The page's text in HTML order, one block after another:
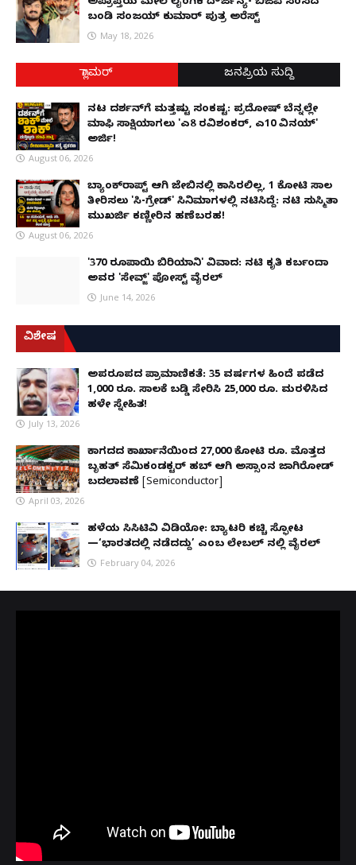
ಬಂಡಿ ಸಂಜಯ್ ಕುಮಾರ್ ಪುತ್ರ ಅರೆಸ್ಟ್
May 18, 2026
ಗ್ಲಾಮರ್ ಜನಪ್ರಿಯ ಸುದ್ದಿ
ನಟ ದರ್ಶನ್‌ಗೆ ಮತ್ತಷ್ಟು ಸಂಕಷ್ಟ: ಪ್ರದೋಷ್ ಬೆನ್ನಲ್ಲೇ
ಮಾಫಿ ಸಾಕ್ಷಿಯಾಗಲು 'ಎ8 ರವಿಶಂಕರ್, ಎ10 ವಿನಯ್'
ಅರ್ಜಿ!
August 06, 2026
ಬ್ಯಾಂಕ್‌ರಾಪ್ಟ್‌ ಆಗಿ ಜೇಬಿನಲ್ಲಿ ಕಾಸಿರಲಿಲ್ಲ, ₹1 ಕೋಟಿ ಸಾಲ
ತೀರಿಸಲು 'ಸಿ-ಗ್ರೇಡ್' ಸಿನಿಮಾಗಳಲ್ಲಿ ನಟಿಸಿದ್ದೆ: ನಟಿ ಸುಸ್ಮಿತಾ
ಮುಖರ್ಜಿ ಕಣ್ಣೀರಿನ ಹಣೆಬರಹ!
August 06, 2026
'370 ರೂಪಾಯಿ ಬಿರಿಯಾನಿ' ವಿವಾದ: ನಟಿ ಕೃತಿ ಕರ್ಬಂದಾ
ಅವರ 'ಸೇವ್ಜ್' ಪೋಸ್ಟ್ ವೈರಲ್
June 14, 2026
ವಿಶೇಷ
ಅಪರೂಪದ ಪ್ರಾಮಾಣಿಕತೆ: 35 ವರ್ಷಗಳ ಹಿಂದೆ ಪಡೆದ
1,000 ರೂ. ಸಾಲಕ್ಕೆ ಬಡ್ಡಿ ಸೇರಿಸಿ 25,000 ರೂ. ಮರಳಿಸಿದ
ಹಳೇ ಸ್ನೇಹಿತ!
July 13, 2026
ಕಾಗದದ ಕಾರ್ಖಾನೆಯಿಂದ 27,000 ಕೋಟಿ ರೂ. ಮೊತ್ತದ
ಬೃಹತ್ ಸೆಮಿಕಂಡಕ್ಟರ್ ಹಬ್ ಆಗಿ ಅಸ್ಸಾಂನ ಜಾಗಿರೋಡ್
ಬದಲಾವಣೆ [Semiconductor]
April 03, 2026
ಹಳೆಯ ಸಿಸಿಟಿವಿ ವಿಡಿಯೋ: ಬ್ಯಾಟರಿ ಕಚ್ಚಿ ಸ್ಫೋಟ
—‘ಭಾರತದಲ್ಲಿ ನಡೆದದ್ದು’ ಎಂಬ ಲೇಬಲ್ ನಲ್ಲಿ ವೈರಲ್
February 04, 2026